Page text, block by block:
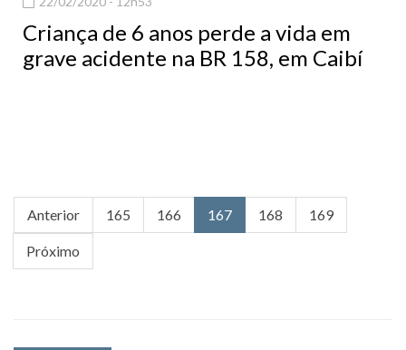
Criança de 6 anos perde a vida em
grave acidente na BR 158, em Caibí
Anterior 165 166 167 168 169
Próximo